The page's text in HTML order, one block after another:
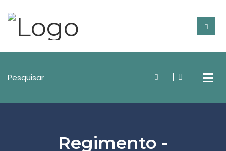
Regimento -